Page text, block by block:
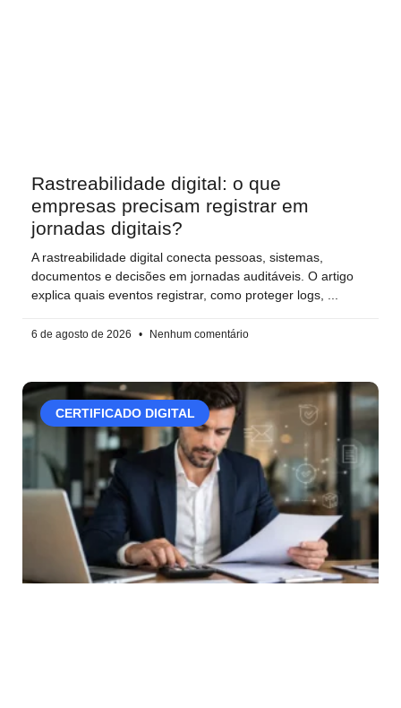
Rastreabilidade digital: o que
empresas precisam registrar em
jornadas digitais?
A rastreabilidade digital conecta pessoas, sistemas,
documentos e decisões em jornadas auditáveis. O artigo
explica quais eventos registrar, como proteger logs,
6 de agosto de 2026 Nenhum comentário
CERTIFICADO DIGITAL